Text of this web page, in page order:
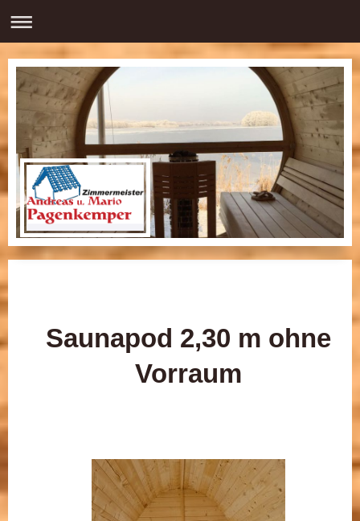
Saunapod 2,30 m ohne
Vorraum